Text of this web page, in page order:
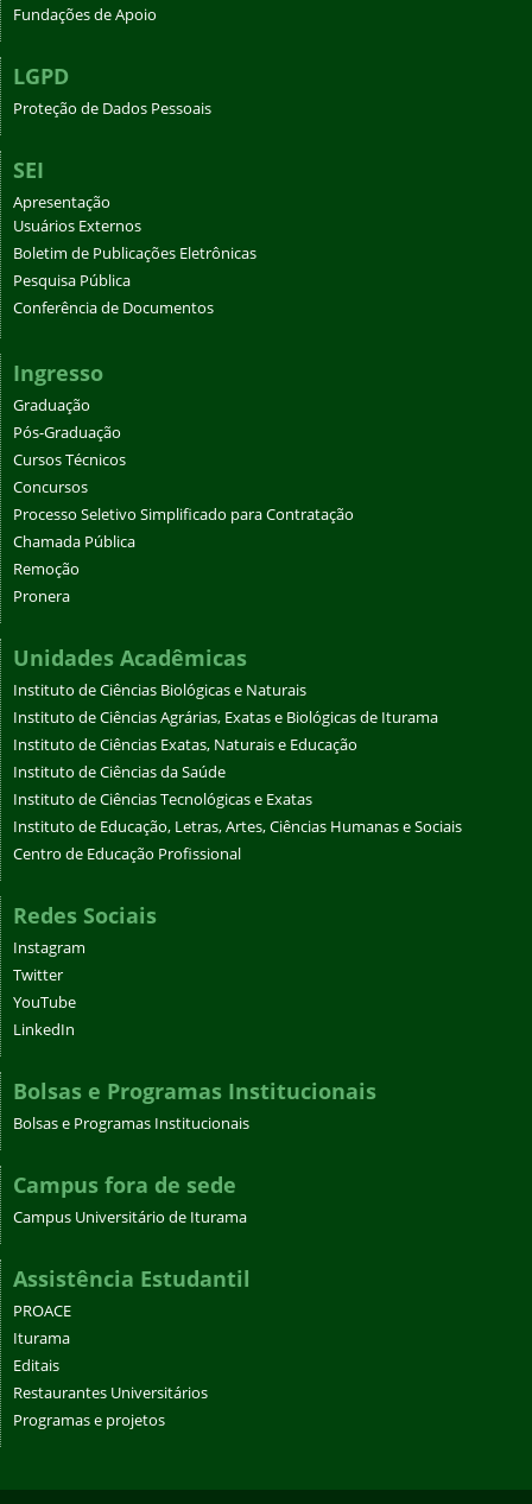
Fundações de Apoio
LGPD
Proteção de Dados Pessoais
SEI
Apresentação
Usuários Externos
Boletim de Publicações Eletrônicas
Pesquisa Pública
Conferência de Documentos
Ingresso
Graduação
Pós-Graduação
Cursos Técnicos
Concursos
Processo Seletivo Simplificado para Contratação
Chamada Pública
Remoção
Pronera
Unidades Acadêmicas
Instituto de Ciências Biológicas e Naturais
Instituto de Ciências Agrárias, Exatas e Biológicas de Iturama
Instituto de Ciências Exatas, Naturais e Educação
Instituto de Ciências da Saúde
Instituto de Ciências Tecnológicas e Exatas
Instituto de Educação, Letras, Artes, Ciências Humanas e Sociais
Centro de Educação Profissional
Redes Sociais
Instagram
Twitter
YouTube
LinkedIn
Bolsas e Programas Institucionais
Bolsas e Programas Institucionais
Campus fora de sede
Campus Universitário de Iturama
Assistência Estudantil
PROACE
Iturama
Editais
Restaurantes Universitários
Programas e projetos